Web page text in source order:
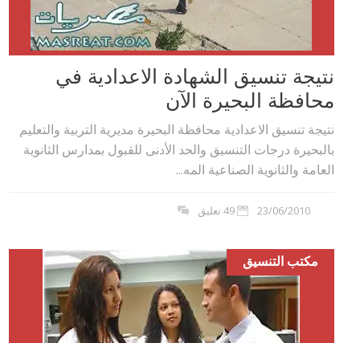
نتيجة تنسيق الشهادة الاعدادية في
محافظة البحيرة الآن
نتيجة تنسيق الاعدادية محافظة البحيرة مديرية التربية والتعليم
بالبحيرة درجات التنسيق والحد الأدنى للقبول بمدارس الثانوية
العامة والثانوية الصناعية المه...
23/06/2010 49 تعليق
مكتب التنسيق